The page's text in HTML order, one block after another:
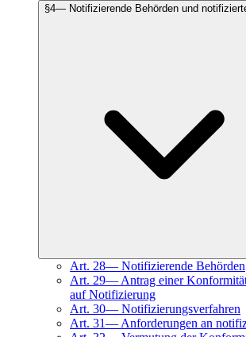
§4— Notifizierende Behörden und
Art. 28— Notifizierende Behörden
Art. 29— Antrag einer
auf Notifizierung
Art. 30— Notifizierungsverfahren
Art. 31— Anforderungen an